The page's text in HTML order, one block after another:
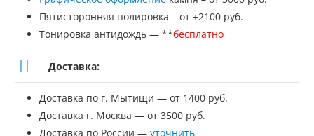
Пятисторонняя полировка – от +2100 руб.
Тонировка антидождь — **бесплатно
Доставка:
Доставка по г. Мытищи — от 1400 руб.
Доставка г. Москва — от 3500 руб.
Доставка по России — уточнить